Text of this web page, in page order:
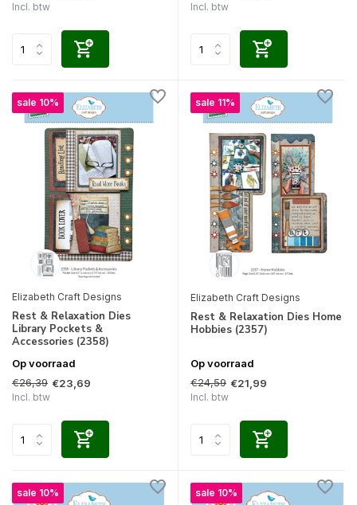
Incl. btw Incl. btw
sale 10%
Elizabeth Craft Designs
Rest & Relaxation Dies
Library Pockets &
Accessories (2358)
Op voorraad
€26,39 €23,69
Incl. btw
sale 11%
Elizabeth Craft Designs
Rest & Relaxation Dies Home
Hobbies (2357)
Op voorraad
€24,59 €21,99
Incl. btw
sale 10% sale 10%